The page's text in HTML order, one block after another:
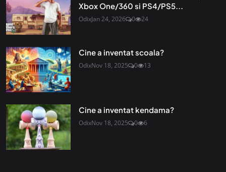
Xbox One/360 si PS4/PS5...
OdixJan 24, 2026 0 24
Cine a inventat scoala?
OdixNov 18, 2025 0 13
Cine a inventat kendama?
OdixNov 18, 2025 0 6